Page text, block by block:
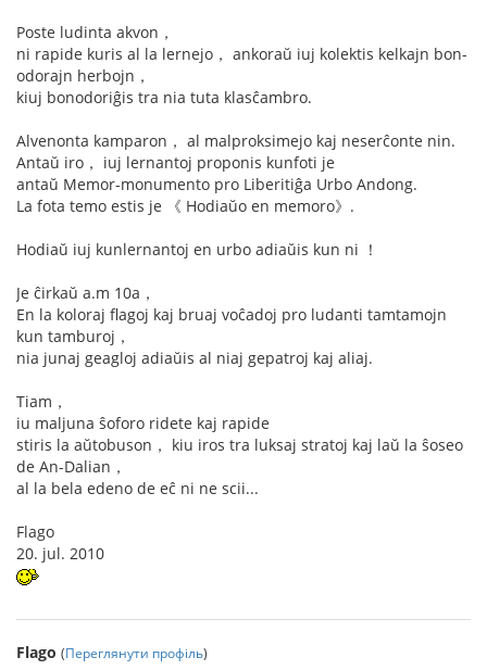
Poste ludinta akvon，
ni rapide kuris al la lernejo， ankoraŭ iuj kolektis kelkajn bon-
odorajn herbojn，
kiuj bonodoriĝis tra nia tuta klasĉambro.
Alvenonta kamparon， al malproksimejo kaj neserĉonte nin.
Antaŭ iro， iuj lernantoj proponis kunfoti je
antaŭ Memor-monumento pro Liberitiĝa Urbo Andong.
La fota temo estis je 《 Hodiaŭo en memoro》.
Hodiaŭ iuj kunlernantoj en urbo adiaŭis kun ni ！
Je ĉirkaŭ a.m 10a，
En la koloraj flagoj kaj bruaj voĉadoj pro ludanti tamtamojn
kun tamburoj，
nia junaj geagloj adiaŭis al niaj gepatroj kaj aliaj.
Tiam，
iu maljuna ŝoforo ridete kaj rapide
stiris la aŭtobuson， kiu iros tra luksaj stratoj kaj laŭ la ŝoseo
de An-Dalian，
al la bela edeno de eĉ ni ne scii...
Flago
20. jul. 2010
Flago (Переглянути профіль)